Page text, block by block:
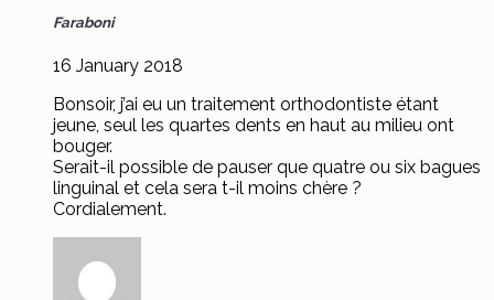
Faraboni
16 January 2018
Bonsoir, j’ai eu un traitement orthodontiste étant
jeune, seul les quartes dents en haut au milieu ont
bouger.
Serait-il possible de pauser que quatre ou six bagues
linguinal et cela sera t-il moins chère ?
Cordialement.